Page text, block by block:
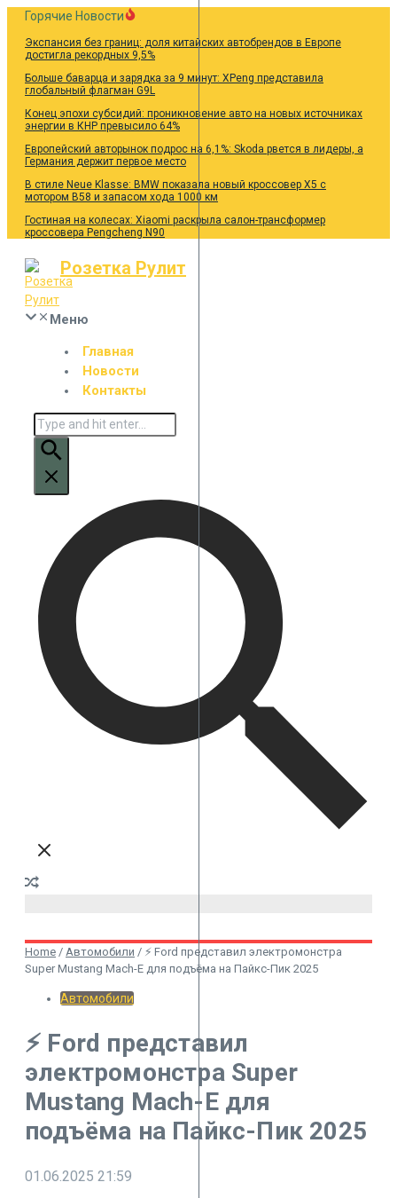
Перейти
содержанию
Горячие Новости
Экспансия без границ: доля китайских автобрендов в Европе
достигла рекордных 9,5%
Больше баварца и зарядка за 9 минут: XPeng представила
глобальный флагман G9L
Конец эпохи субсидий: проникновение авто на новых источниках
энергии в КНР превысило 64%
Европейский авторынок подрос на 6,1%: Skoda рвется в лидеры, а
Германия держит первое место
В стиле Neue Klasse: BMW показала новый кроссовер X5 с
мотором B58 и запасом хода 1000 км
Гостиная на колесах: Xiaomi раскрыла салон-трансформер
кроссовера Pengcheng N90
Розетка Рулит
Меню
Главная
Новости
Контакты
Искать:
Home / Автомобили / ⚡️ Ford представил электромонстра
Super Mustang Mach-E для подъёма на Пайкс-Пик 2025
Автомобили
⚡️ Ford представил
электромонстра Super
Mustang Mach-E для
подъёма на Пайкс-Пик 2025
01.06.2025 21:59